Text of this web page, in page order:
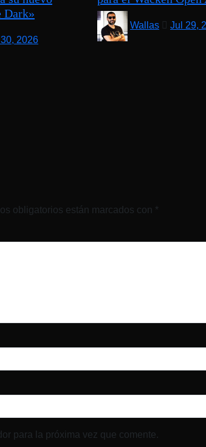
Dark»
2026
Wallas Jul 29,
obligatorios están marcados con *
para la próxima vez que comente.